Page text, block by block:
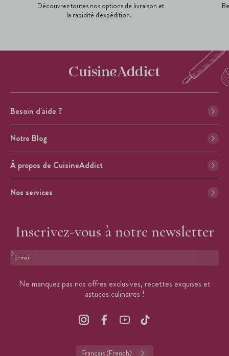
Découvrez toutes nos options de livraison et
la rapidité d'expédition.
Besoin d'aide ?
Notre Blog
À propos de CuisineAddict
Nos services
Inscrivez-vous à notre newsletter
Format : adresse@email.com
Ne manquez pas nos offres exclusives, recettes exquises et
astuces culinaires !
Français (French)